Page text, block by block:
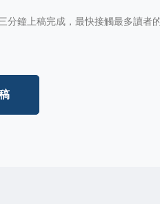
分鐘上稿完成，最快接觸最多讀者